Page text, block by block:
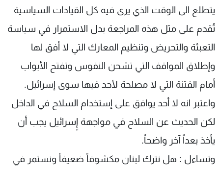
يتطلع الى الوقت الذي يرى فيه كل القيادات السياسية
تُقدم على مثل هذه المراجعة بدل الاستمرار في سياسة
التعبئة والتحريض وتنظيم المعارك التي لا أفق لها
وإطلاق المواقف التي تشحن النفوس وتفتح الأبواب
أمام الفتنة التي لا مصلحة لأحد فيها سوى إسرائيل.
واعتبر انه لا أحد يوافق على إستخدام السلاح في الداخل
لكن الحديث عن السلاح في مواجهة إٍسرائيل يجب أن
يأخذ بعداً آخر واضحاً.
وتساءل : هل نترك لبنان مكشوفاً ضعيفاً ونستمر في
الترددات
الإنـتـاج
تواصل معنا
سياسة الخصوصية